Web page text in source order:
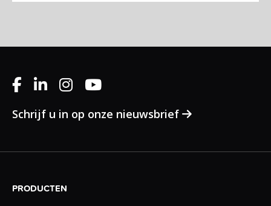
Schrijf u in op onze nieuwsbrief
PRODUCTEN